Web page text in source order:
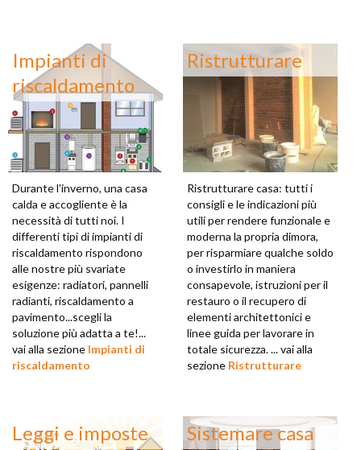
Impianti di
riscaldamento
Durante l'inverno, una casa
calda e accogliente è la
necessità di tutti noi. I
differenti tipi di impianti di
riscaldamento rispondono
alle nostre più svariate
esigenze: radiatori, pannelli
radianti, riscaldamento a
pavimento...scegli la
soluzione più adatta a te!...
vai alla sezione Impianti di
riscaldamento
Ristrutturare
Ristrutturare casa: tutti i
consigli e le indicazioni più
utili per rendere funzionale e
moderna la propria dimora,
per risparmiare qualche soldo
o investirlo in maniera
consapevole, istruzioni per il
restauro o il recupero di
elementi architettonici e
linee guida per lavorare in
totale sicurezza. ... vai alla
sezione Ristrutturare
Leggi e imposte Sistemare casa